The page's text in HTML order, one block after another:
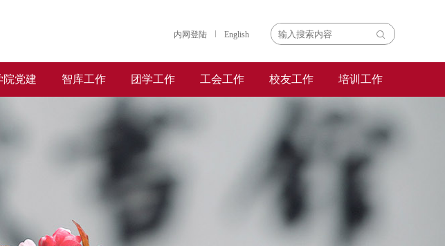
内网登陆 English
院党建 智库工作 团学工作 工会工作 校友工作 培训工作